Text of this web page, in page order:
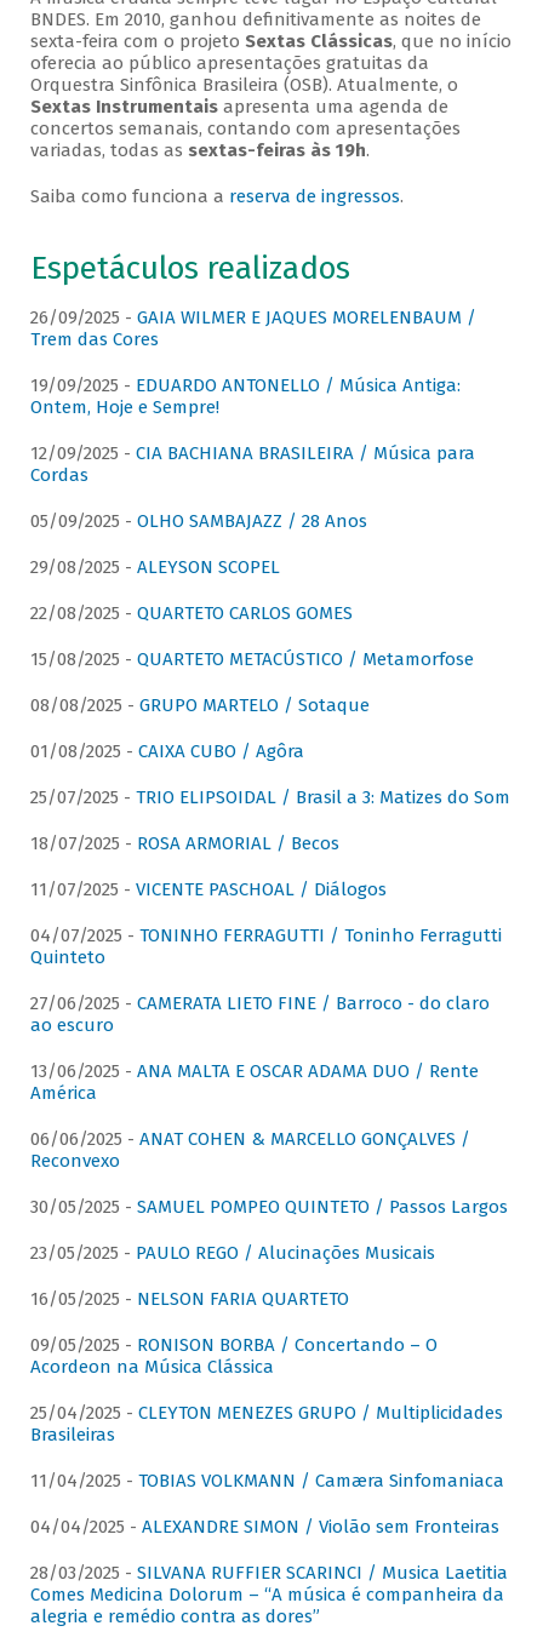
BNDES. Em 2010, ganhou definitivamente as noites de
sexta-feira com o projeto Sextas Clássicas, que no início
oferecia ao público apresentações gratuitas da
Orquestra Sinfônica Brasileira (OSB). Atualmente, o
Sextas Instrumentaisapresenta uma agenda de
concertos semanais, contando com apresentações
variadas, todas as sextas-feiras às 19h.
Saiba como funciona a reserva de ingressos.
Espetáculos realizados
26/09/2025 - GAIA WILMER E JAQUES MORELENBAUM /
Trem das Cores
19/09/2025 - EDUARDO ANTONELLO / Música Antiga:
Ontem, Hoje e Sempre!
12/09/2025 - CIA BACHIANA BRASILEIRA / Música para
Cordas
05/09/2025 - OLHO SAMBAJAZZ / 28 Anos
29/08/2025 - ALEYSON SCOPEL
22/08/2025 - QUARTETO CARLOS GOMES
15/08/2025 - QUARTETO METACÚSTICO / Metamorfose
08/08/2025 - GRUPO MARTELO / Sotaque
01/08/2025 - CAIXA CUBO / Agôra
25/07/2025 - TRIO ELIPSOIDAL / Brasil a 3: Matizes do Som
18/07/2025 - ROSA ARMORIAL / Becos
11/07/2025 - VICENTE PASCHOAL / Diálogos
04/07/2025 - TONINHO FERRAGUTTI / Toninho Ferragutti
Quinteto
27/06/2025 - CAMERATA LIETO FINE / Barroco - do claro
ao escuro
13/06/2025 - ANA MALTA E OSCAR ADAMA DUO / Rente
América
06/06/2025 - ANAT COHEN & MARCELLO GONÇALVES /
Reconvexo
30/05/2025 - SAMUEL POMPEO QUINTETO / Passos Largos
23/05/2025 - PAULO REGO / Alucinações Musicais
16/05/2025 - NELSON FARIA QUARTETO
09/05/2025 - RONISON BORBA / Concertando – O
Acordeon na Música Clássica
25/04/2025 - CLEYTON MENEZES GRUPO / Multiplicidades
Brasileiras
11/04/2025 - TOBIAS VOLKMANN / Camæra Sinfomaniaca
04/04/2025 - ALEXANDRE SIMON / Violão sem Fronteiras
28/03/2025 - SILVANA RUFFIER SCARINCI / Musica Laetitia
Comes Medicina Dolorum – “A música é companheira da
alegria e remédio contra as dores”